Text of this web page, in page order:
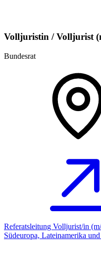
Volljuristin / Volljurist
Bundesrat
Referatsleitung Volljurist/in
Südeuropa, Lateinamerika